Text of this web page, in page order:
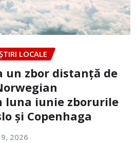
LOCALE
un zbor distanță de
luna iunie zborurile
și Copenhaga
2026